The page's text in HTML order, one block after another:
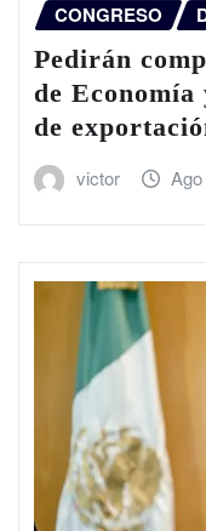
CONGRESO
Pedirán
de Economía
de
victor